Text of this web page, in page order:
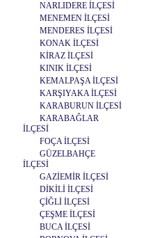
NARLIDERE İLÇESİ
MENEMEN İLÇESİ
MENDERES İLÇESİ
KONAK İLÇESİ
KİRAZ İLÇESİ
KINIK İLÇESİ
KEMALPAŞA İLÇESİ
KARŞIYAKA İLÇESİ
KARABURUN İLÇESİ
KARABAĞLAR
İLÇESİ
FOÇA İLÇESİ
GÜZELBAHÇE
İLÇESİ
GAZİEMİR İLÇESİ
DİKİLİ İLÇESİ
ÇİĞLİ İLÇESİ
ÇEŞME İLÇESİ
BUCA İLÇESİ